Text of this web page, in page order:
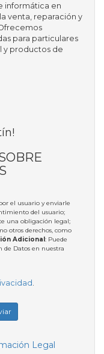
informática en
venta, reparación y
para particulares
y productos de
el usuario y enviarle
del usuario;
una obligación legal;
otros derechos, como
Adicional: Puede
Datos en nuestra
Legal